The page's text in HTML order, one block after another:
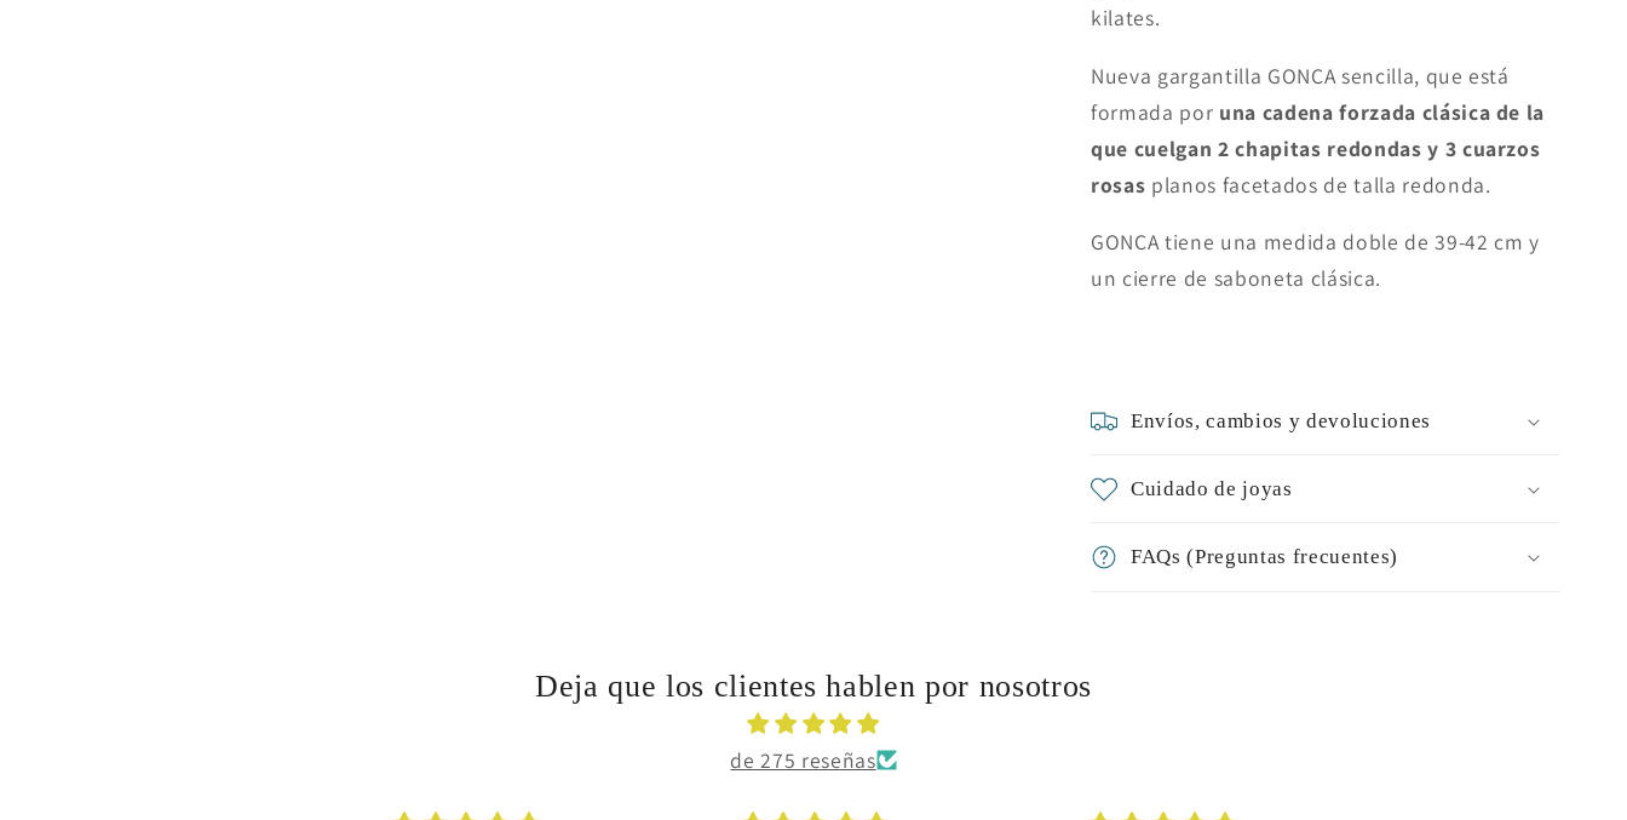
kilates.
Nueva gargantilla GONCA sencilla, que está
formada por una cadena forzada clásica de la
que cuelgan 2 chapitas redondas y 3 cuarzos
rosas planos facetados de talla redonda.
GONCA tiene una medida doble de 39-42 cm y
un cierre de saboneta clásica.
Envíos, cambios y devoluciones
Cuidado de joyas
FAQs (Preguntas frecuentes)
Deja que los clientes hablen por nosotros
de 275 reseñas